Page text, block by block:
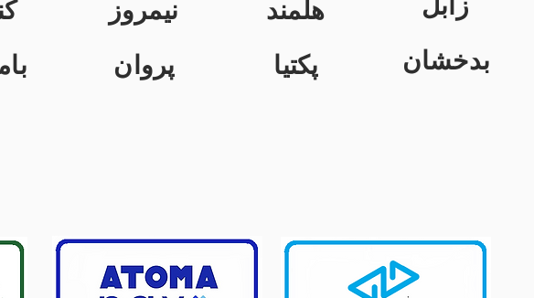
نیمروز هلمند
پروان پکتیا بدخشان